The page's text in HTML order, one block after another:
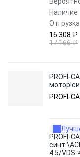
Наличие
Отгрузка
16 308 ₽
17 166 ₽
PROFI-
4/
PROFI-
PROFI-
4.5/VDS-